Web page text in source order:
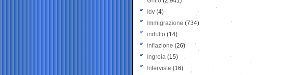
Idv (4)
Immigrazione (734)
indulto (14)
inflazione (26)
Ingroia (15)
Interviste (16)